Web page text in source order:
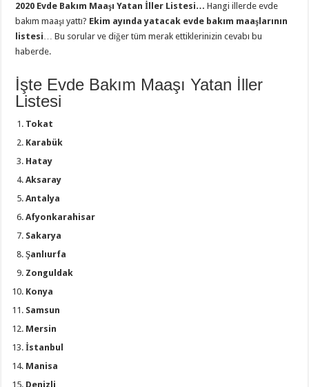
2020 Evde Bakım Maaşı Yatan İller Listesi… Hangi illerde evde
bakım maaşı yattı? Ekim ayında yatacak evde bakım maaşlarının
listesi… Bu sorular ve diğer tüm merak ettiklerinizin cevabı bu
haberde.
İşte Evde Bakım Maaşı Yatan İller
Listesi
Tokat
Karabük
Hatay
Aksaray
Antalya
Afyonkarahisar
Sakarya
Şanlıurfa
Zonguldak
Konya
Samsun
Mersin
İstanbul
Manisa
Denizli